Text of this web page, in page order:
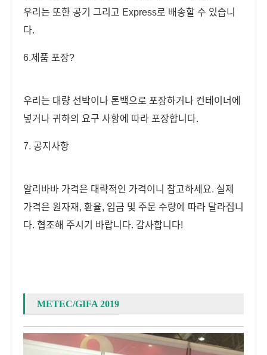
우리는 또한 공기 그리고 Express로 배송할 수 있습니
다.
6.제품 포장?
우리는 대량 선박이나 톤백으로 포장하거나 컨테이너에
넣거나 귀하의 요구 사항에 따라 포장합니다.
7. 공지사항
알리바바 가격은 대략적인 가격이니 참고하세요. 실제
가격은 원자재, 환율, 임금 및 주문 수량에 따라 달라집니
다. 협조해 주시기 바랍니다. 감사합니다!
METEC/GIFA 2019